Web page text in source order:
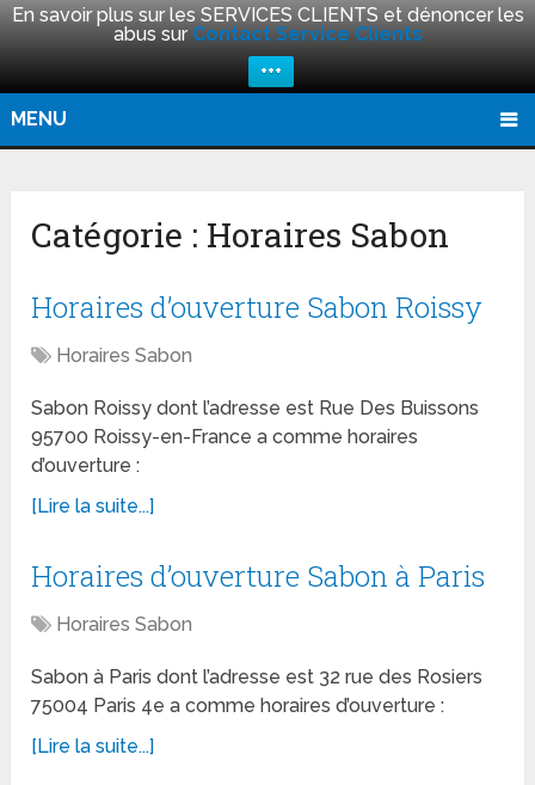
En savoir plus sur les SERVICES CLIENTS et dénoncer les
abus sur Contact Service Clients
+++
MENU
Catégorie : Horaires Sabon
Horaires d’ouverture Sabon Roissy
Horaires Sabon
Sabon Roissy dont l’adresse est Rue Des Buissons
95700 Roissy-en-France a comme horaires
d’ouverture :
[Lire la suite...]
Horaires d’ouverture Sabon à Paris
Horaires Sabon
Sabon à Paris dont l’adresse est 32 rue des Rosiers
75004 Paris 4e a comme horaires d’ouverture :
[Lire la suite...]